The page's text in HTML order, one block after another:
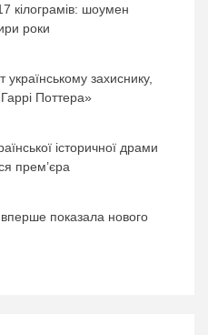
кілограмів: шоумен
роки
захиснику,
Поттера»
історичної драми
прем’єра
показала нового